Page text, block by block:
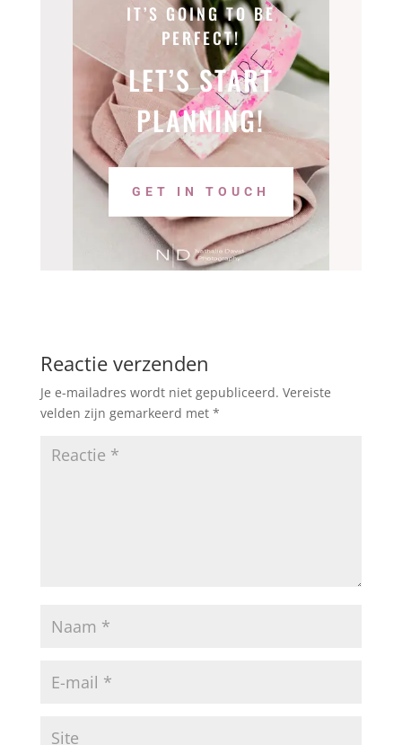
IT’S GOING TO BE
PERFECT!
LET’S START
PLANNING!
GET IN TOUCH
Reactie verzenden
Je e-mailadres wordt niet gepubliceerd. Vereiste
velden zijn gemarkeerd met *